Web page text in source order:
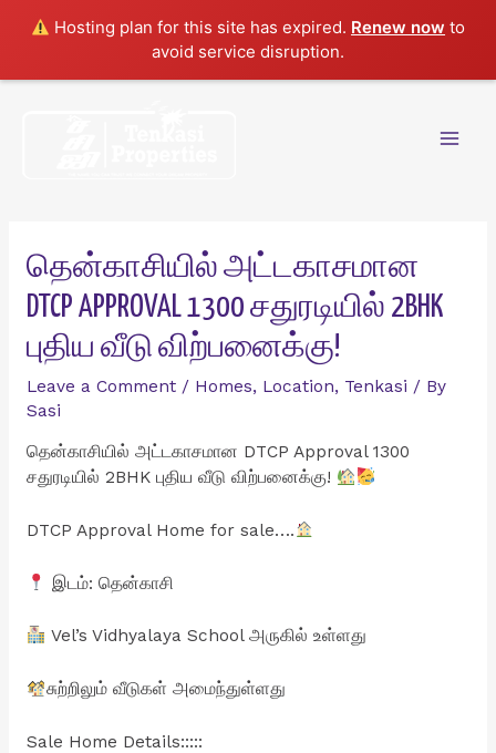
Hosting plan for this site has expired. Renew now to
avoid service disruption.
தென்காசியில் அட்டகாசமான
DTCP APPROVAL 1300 சதுரடியில் 2BHK
புதிய வீடு விற்பனைக்கு!
Leave a Comment / Homes, Location, Tenkasi / By
Sasi
தென்காசியில் அட்டகாசமான DTCP Approval 1300
சதுரடியில் 2BHK புதிய வீடு விற்பனைக்கு!
DTCP Approval Home for sale….
இடம்: தென்காசி
Vel’s Vidhyalaya School அருகில் உள்ளது
சுற்றிலும் வீடுகள் அமைந்துள்ளது
Sale Home Details:::::